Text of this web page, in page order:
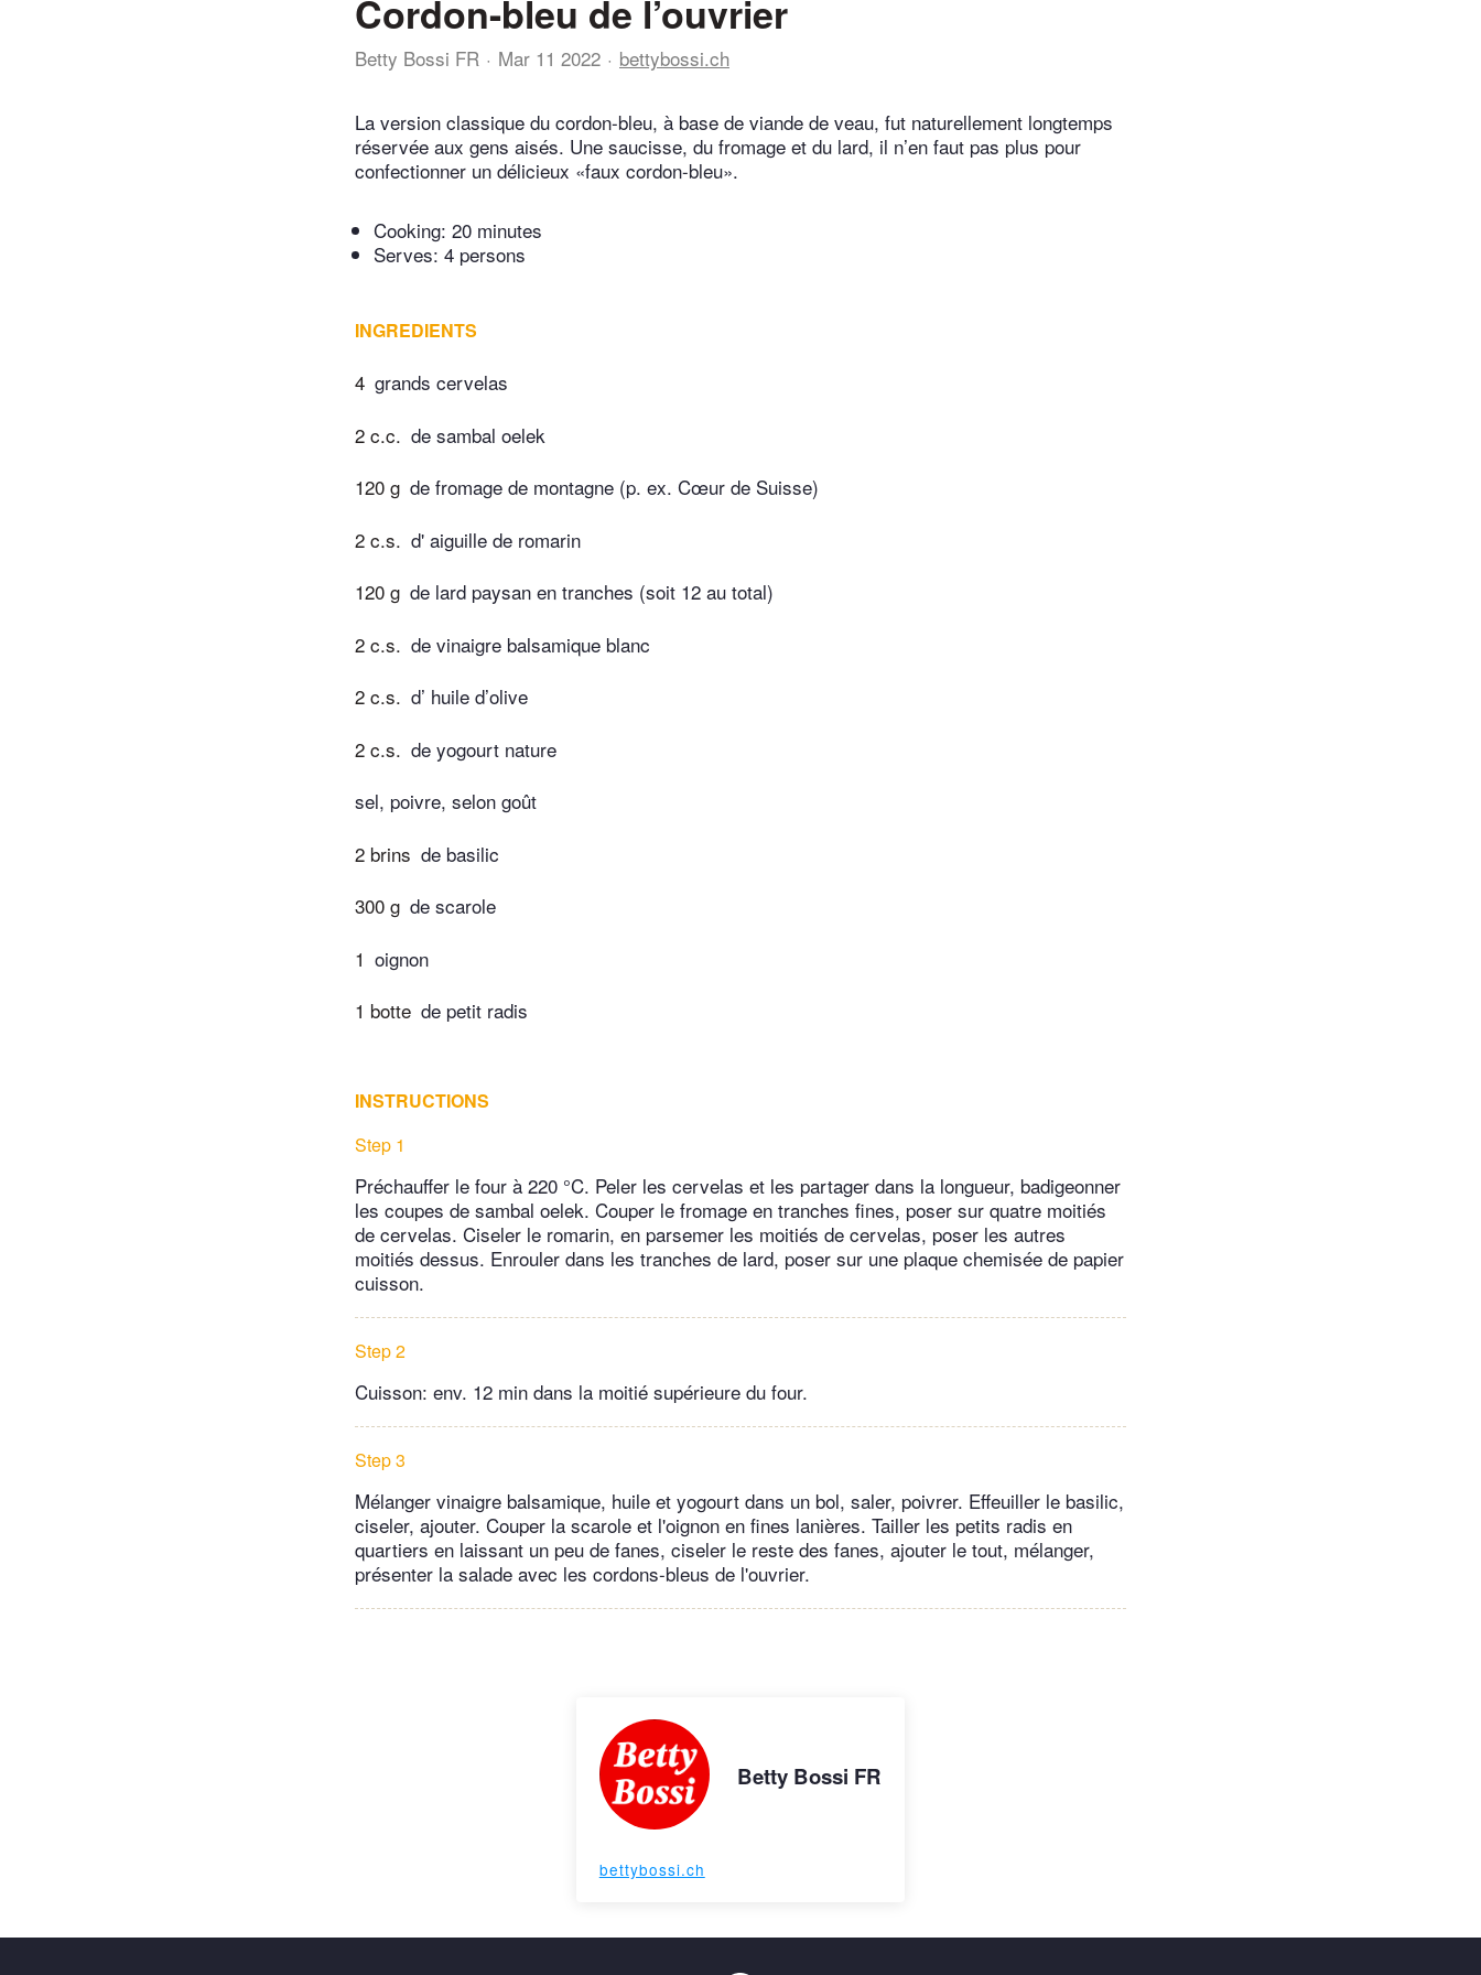
Cordon-bleu de l’ouvrier
Betty Bossi FR Mar 11 2022 bettybossi.ch
La version classique du cordon-bleu, à base de viande de veau, fut naturellement longtemps
réservée aux gens aisés. Une saucisse, du fromage et du lard, il n’en faut pas plus pour
confectionner un délicieux «faux cordon-bleu».
Cooking: 20 minutes
Serves: 4 persons
INGREDIENTS
4 grands cervelas
2 c.c. de sambal oelek
120 g de fromage de montagne (p. ex. Cœur de Suisse)
2 c.s. d' aiguille de romarin
120 g de lard paysan en tranches (soit 12 au total)
2 c.s. de vinaigre balsamique blanc
2 c.s. d’ huile d’olive
2 c.s. de yogourt nature
sel, poivre, selon goût
2 brins de basilic
300 g de scarole
1 oignon
1 botte de petit radis
INSTRUCTIONS
Step 1
Préchauffer le four à 220 °C. Peler les cervelas et les partager dans la longueur, badigeonner
les coupes de sambal oelek. Couper le fromage en tranches fines, poser sur quatre moitiés
de cervelas. Ciseler le romarin, en parsemer les moitiés de cervelas, poser les autres
moitiés dessus. Enrouler dans les tranches de lard, poser sur une plaque chemisée de papier
cuisson.
Step 2
Cuisson: env. 12 min dans la moitié supérieure du four.
Step 3
Mélanger vinaigre balsamique, huile et yogourt dans un bol, saler, poivrer. Effeuiller le basilic,
ciseler, ajouter. Couper la scarole et l'oignon en fines lanières. Tailler les petits radis en
quartiers en laissant un peu de fanes, ciseler le reste des fanes, ajouter le tout, mélanger,
présenter la salade avec les cordons-bleus de l'ouvrier.
Betty Bossi FR
bettybossi.ch